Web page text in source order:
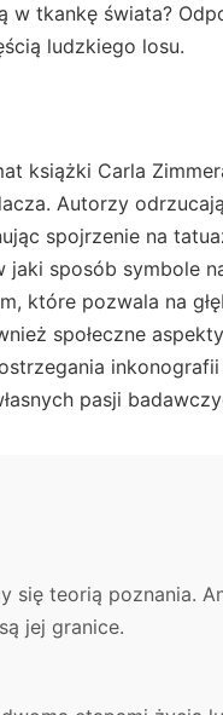
w tkankę świata?
ludzkiego losu.
książki Carla
Autorzy
spojrzenie na
jaki sposób symbole
które pozwala na
społeczne
pasji
się teorią poznania.
jej granice.